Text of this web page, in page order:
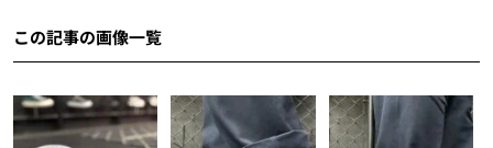
この記事の画像一覧